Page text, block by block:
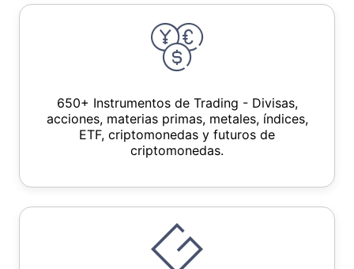
650+ Instrumentos de Trading - Divisas,
acciones, materias primas, metales, índices,
ETF, criptomonedas y futuros de
criptomonedas.